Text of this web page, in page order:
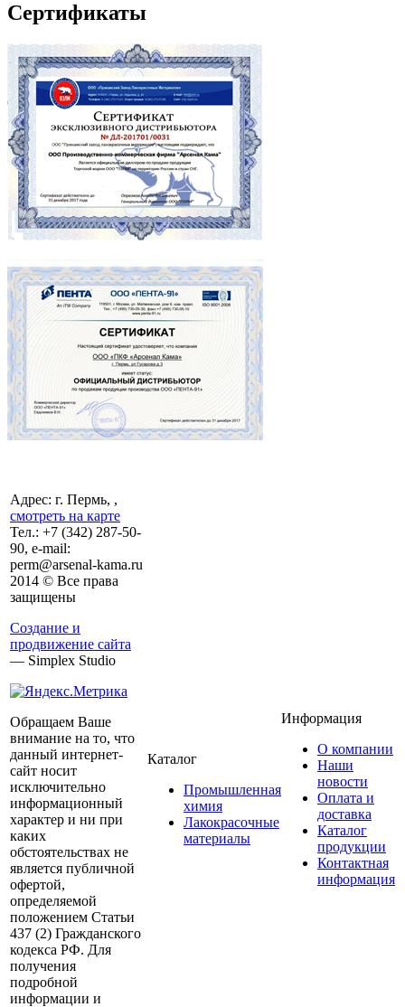
Сертификаты
Адрес: г. Пермь, ,
смотреть на карте
Тел.: +7 (342) 287-50-
90, e-mail:
perm@arsenal-kama.ru
2014 © Все права
защищены
Создание и
продвижение сайта
— Simplex Studio
Обращаем Ваше
внимание на то, что
данный интернет-
сайт носит
исключительно
информационный
характер и ни при
каких
обстоятельствах не
является публичной
офертой,
определяемой
положением Статьи
437 (2) Гражданского
кодекса РФ. Для
получения
подробной
информации и
Каталог
Промышленная
химия
Лакокрасочные
материалы
Информация
О компании
Наши
новости
Оплата и
доставка
Каталог
продукции
Контактная
информация